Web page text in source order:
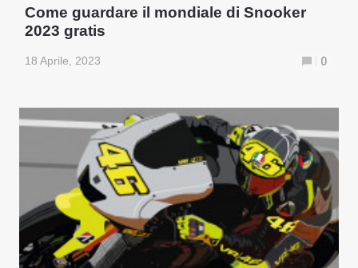
Come guardare il mondiale di Snooker
2023 gratis
18 Aprile, 2023 0